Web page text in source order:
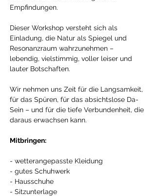
Empfindungen.
Dieser Workshop versteht sich als
Einladung, die Natur als Spiegel und
Resonanzraum wahrzunehmen –
lebendig, vielstimmig, voller leiser und
lauter Botschaften.
Wir nehmen uns Zeit für die Langsamkeit,
für das Spüren, für das absichtslose Da-
Sein – und für die tiefe Verbundenheit, die
daraus erwachsen kann.
Mitbringen:
- wetterangepasste Kleidung
- gutes Schuhwerk
- Hausschuhe
- Sitzunterlage